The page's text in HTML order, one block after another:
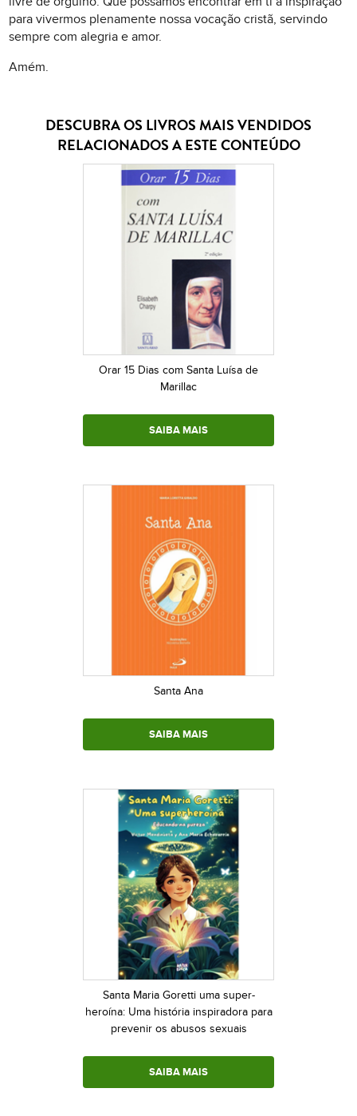
para vivermos plenamente nossa vocação cristã, servindo
sempre com alegria e amor.
Amém.
DESCUBRA OS LIVROS MAIS VENDIDOS
RELACIONADOS A ESTE CONTEÚDO
Orar 15 Dias com Santa Luísa de
Marillac
SAIBA MAIS
Santa Ana
SAIBA MAIS
Santa Maria Goretti uma super-
heroína: Uma história inspiradora para
prevenir os abusos sexuais
SAIBA MAIS